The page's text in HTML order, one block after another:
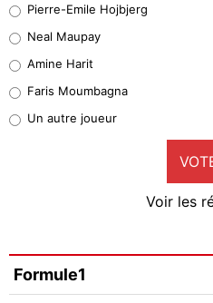
5%
1%
9%
Faris Moumbagna
4%
Pierre-Emile Hojbjerg
Neal Maupay
Amine Harit
Faris Moumbagna
Un autre joueur
Voir les
Formule1